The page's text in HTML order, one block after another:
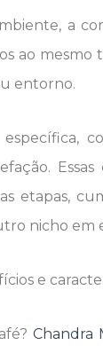
a
ao mesmo
entorno.
Essas
etapas,
nicho em
e
Chandra